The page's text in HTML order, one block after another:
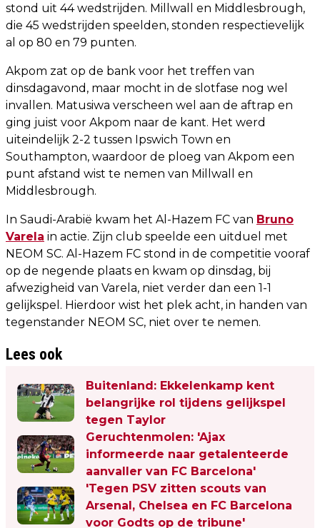
stond uit 44 wedstrijden. Millwall en Middlesbrough,
die 45 wedstrijden speelden, stonden respectievelijk
al op 80 en 79 punten.
Akpom zat op de bank voor het treffen van
dinsdagavond, maar mocht in de slotfase nog wel
invallen. Matusiwa verscheen wel aan de aftrap en
ging juist voor Akpom naar de kant. Het werd
uiteindelijk 2-2 tussen Ipswich Town en
Southampton, waardoor de ploeg van Akpom een
punt afstand wist te nemen van Millwall en
Middlesbrough.
In Saudi-Arabië kwam het Al-Hazem FC van Bruno
Varela in actie. Zijn club speelde een uitduel met
NEOM SC. Al-Hazem FC stond in de competitie vooraf
op de negende plaats en kwam op dinsdag, bij
afwezigheid van Varela, niet verder dan een 1-1
gelijkspel. Hierdoor wist het plek acht, in handen van
tegenstander NEOM SC, niet over te nemen.
Lees ook
Buitenland: Ekkelenkamp kent
belangrijke rol tijdens gelijkspel
tegen Taylor
Geruchtenmolen: 'Ajax
informeerde naar getalenteerde
aanvaller van FC Barcelona'
'Tegen PSV zitten scouts van
Arsenal, Chelsea en FC Barcelona
voor Godts op de tribune'